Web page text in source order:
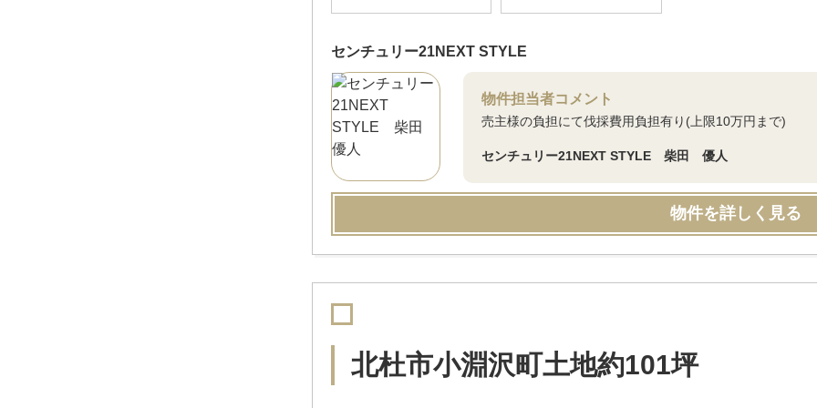
センチュリー21NEXT STYLE
物件担当者コメント
売主様の負担にて伐採費用負担有り(上限10万円まで)
センチュリー21NEXT STYLE 柴田 優人
物件を詳しく見る
北杜市小淵沢町土地約101坪